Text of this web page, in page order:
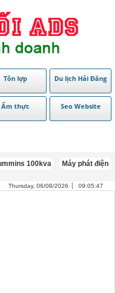
Tôn lợp Du lịch Hải Đăng
Ẩm thực Seo Website
100kva Máy phát điện
Thursday, 06/08/2026 09:05:48